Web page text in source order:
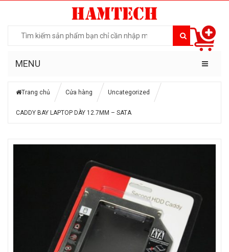
MENU
Trang chủ Cửa hàng Uncategorized
CADDY BAY LAPTOP DÀY 12.7MM – SATA